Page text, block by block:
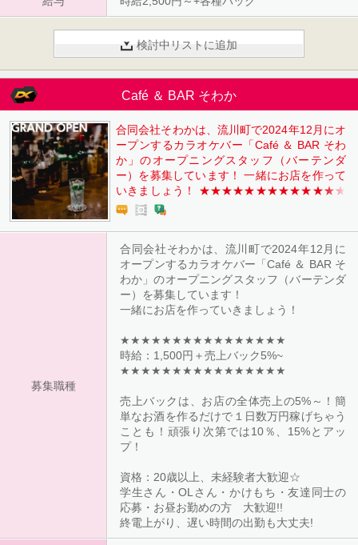
検討中リストに追加
Café ＆ BAR そわか
合同会社そわかは、流川町で2024年12月にオ
ープンするカラオケバー「Café ＆ BAR そわ
か」のオープニングスタッフ（バーテンダ
ー）を募集しています！ 一緒にお店を作って
いきましょう！ ★★★★★★★★★★★★★
★★★ 時給：1,500円＋売上バック5%~ ★★
は、お店の全体売上の5%～！簡単なお酒を作
るだけで１日数万円稼げちゃうことも！頑張
り次第では10％、15%とアップ！
募集職種
合同会社そわかは、流川町で2024年12月に
オープンするカラオケバー「Café ＆ BAR そ
わか」のオープニングスタッフ（バーテンダ
ー）を募集しています！
一緒にお店を作っていきましょう！
★★★★★★★★★★★★★★★★
時給：1,500円＋売上バック5%~
★★★★★★★★★★★★★★★★
売上バックは、お店の全体売上の5%～！簡
単なお酒を作るだけで１日数万円稼げちゃう
ことも！頑張り次第では10％、15%とアッ
プ！
資格：20歳以上、未経験者大歓迎☆
学生さん・OLさん・かけもち・友達同士の
応募・お昼お勤めの方 大歓迎!!
終電上がり、遅い時間の出勤も大丈夫!